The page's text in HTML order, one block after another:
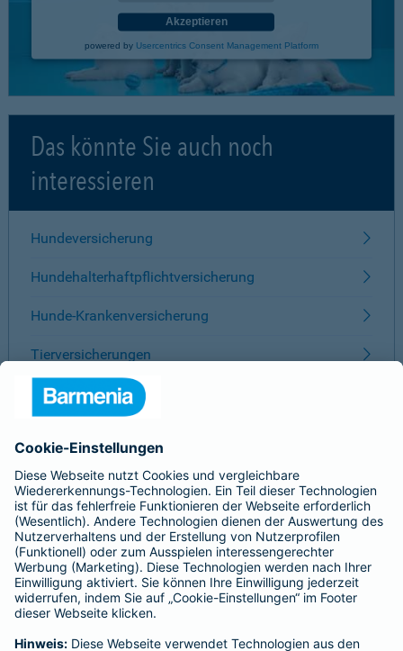
Akzeptieren
powered by Usercentrics Consent Management Platform
Das könnte Sie auch noch
interessieren
Hundeversicherung
Hundehalterhaftpflichtversicherung
Hunde-Krankenversicherung
Tierversicherungen
ÜBER BARMENIA
Kontakt
Karriere
Presse
Unternehmen
Anfahrt
Affiliate-Partner werden
Barmenia ist Teil der BarmeniaGothaer